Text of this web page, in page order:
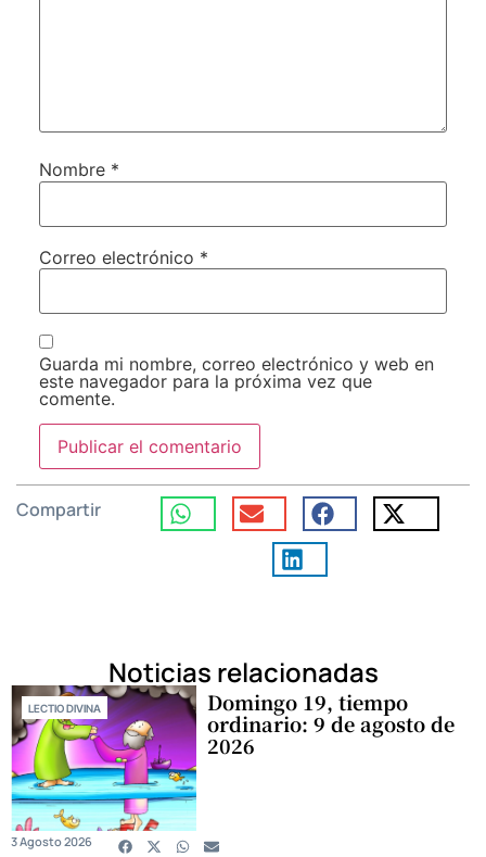
Nombre *
Correo electrónico *
Guarda mi nombre, correo electrónico y web en
este navegador para la próxima vez que
comente.
Compartir
Noticias relacionadas
LECTIO DIVINA Domingo 19, tiempo
ordinario: 9 de agosto de
2026
3 Agosto 2026